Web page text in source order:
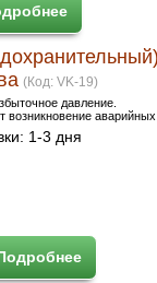
(Код: VK-19)
давление.
возникновение аварийных
1-3 дня